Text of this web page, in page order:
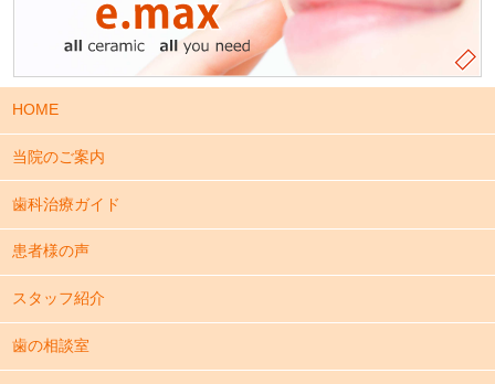
HOME
当院のご案内
歯科治療ガイド
患者様の声
スタッフ紹介
歯の相談室